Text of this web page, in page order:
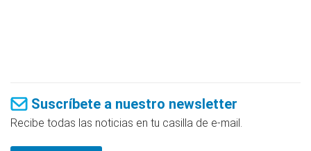
Suscríbete a nuestro newsletter
Recibe todas las noticias en tu casilla de e-mail.